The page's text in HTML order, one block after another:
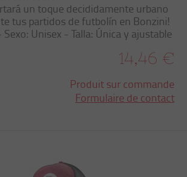
un toque decididamente urbano
tus partidos de futbolín en Bonzini!
Unisex - Talla: Única y ajustable
14,46 €
Produit sur commande
Formulaire de contact